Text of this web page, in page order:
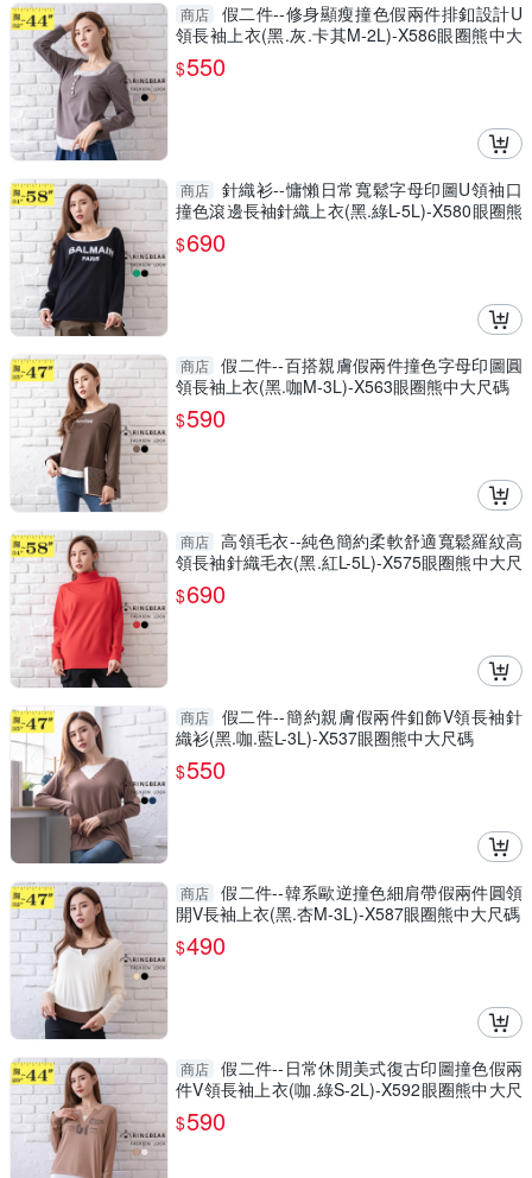
商店
假二件--修身顯瘦撞色假兩件排釦設計U
領長袖上衣(黑.灰.卡其M-2L)-X586眼圈熊中大
尺碼
$550
商店
針織衫--慵懶日常寬鬆字母印圖U領袖口
撞色滾邊長袖針織上衣(黑.綠L-5L)-X580眼圈熊
中大尺碼
$690
商店 假二件--百搭親膚假兩件撞色字母印圖圓
領長袖上衣(黑.咖M-3L)-X563眼圈熊中大尺碼
$590
商店 高領毛衣--純色簡約柔軟舒適寬鬆羅紋高
領長袖針織毛衣(黑.紅L-5L)-X575眼圈熊中大尺
碼
$690
商店
假二件--簡約親膚假兩件釦飾V領長袖針
織衫(黑.咖.藍L-3L)-X537眼圈熊中大尺碼
$550
商店 假二件--韓系歐逆撞色細肩帶假兩件圓領
開V長袖上衣(黑.杏M-3L)-X587眼圈熊中大尺碼
$490
商店 假二件--日常休閒美式復古印圖撞色假兩
件V領長袖上衣(咖.綠S-2L)-X592眼圈熊中大尺
碼
$590